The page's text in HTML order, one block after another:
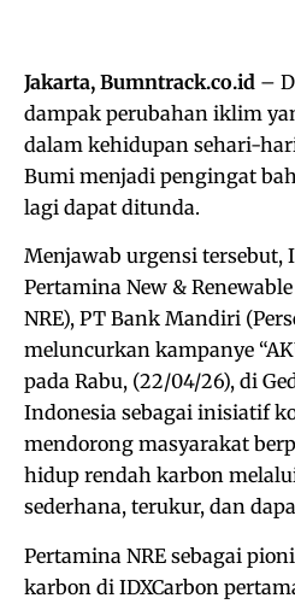
Jakarta, Bumntrack.co.id –
dampak perubahan iklim
dalam kehidupan sehari-
Bumi menjadi pengingat
lagi dapat ditunda.
Menjawab urgensi tersebut,
Pertamina New &
NRE), PT Bank Mandiri
meluncurkan kampanye
pada Rabu, (22/04/26), di
Indonesia sebagai inisiatif
mendorong masyarakat
hidup rendah karbon
sederhana, terukur, dan
Pertamina NRE sebagai
karbon di IDXCarbon